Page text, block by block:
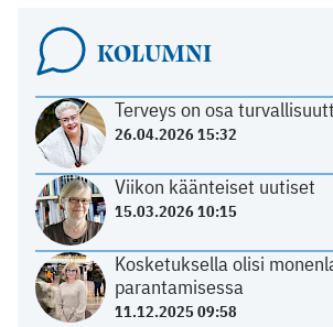
KOLUMNI
Terveys on osa
26.04.2026 15:32
Viikon käänteiset uutiset
15.03.2026 10:15
Kosketuksella olisi
parantamisessa
11.12.2025 09:58